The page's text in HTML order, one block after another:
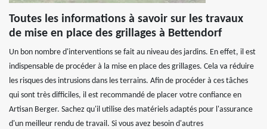
Toutes les informations à savoir sur les travaux
de mise en place des grillages à Bettendorf
Un bon nombre d'interventions se fait au niveau des jardins. En effet, il est
indispensable de procéder à la mise en place des grillages. Cela va réduire
les risques des intrusions dans les terrains. Afin de procéder à ces tâches
qui sont très difficiles, il est recommandé de placer votre confiance en
Artisan Berger. Sachez qu'il utilise des matériels adaptés pour l'assurance
d'un meilleur rendu de travail. Si vous avez besoin d'autres